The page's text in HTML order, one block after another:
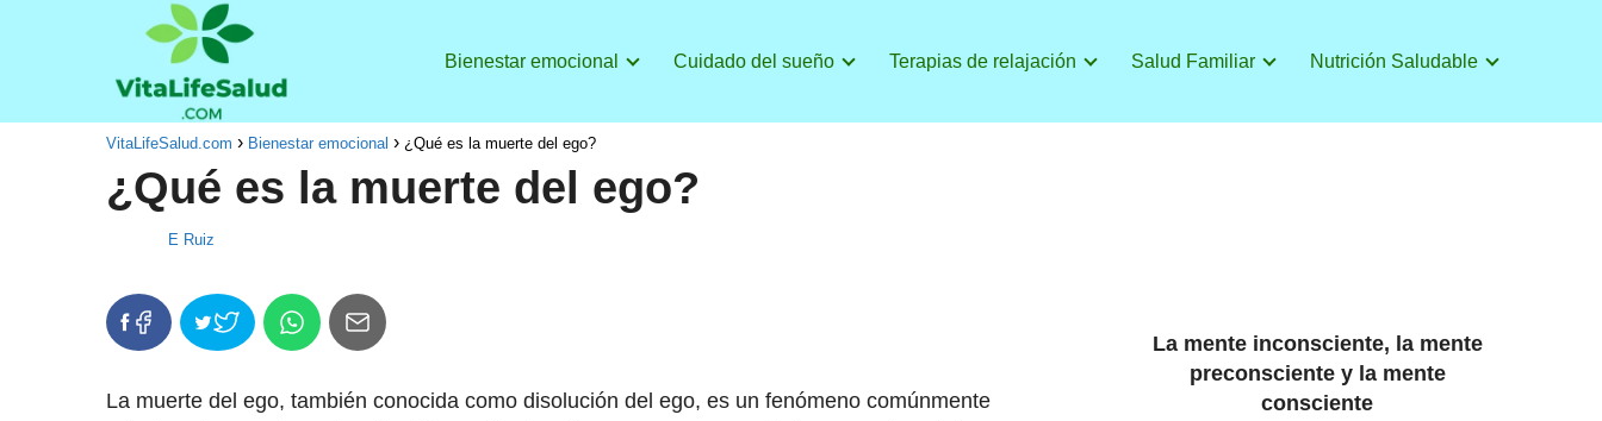
Bienestar emocional Cuidado del sueño Terapias de relajación Salud Familiar Nutrición Saludable
VitaLifeSalud.com Bienestar emocional ¿Qué es la muerte del ego?
¿Qué es la muerte del ego?
E Ruiz
La muerte del ego, también conocida como disolución del ego, es un fenómeno comúnmente
La mente inconsciente, la mente
preconsciente y la mente
consciente